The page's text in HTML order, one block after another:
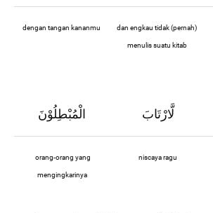
dengan tangan kananmu dan engkau tidak (pernah)
menulis suatu kitab
الْمُبْطِلُوْنَ لَّارْتَابَ
orang-orang yang
mengingkarinya
niscaya ragu